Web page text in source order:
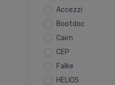
Accezzi
Bootdoc
Cairn
CEP
Falke
HELIOS